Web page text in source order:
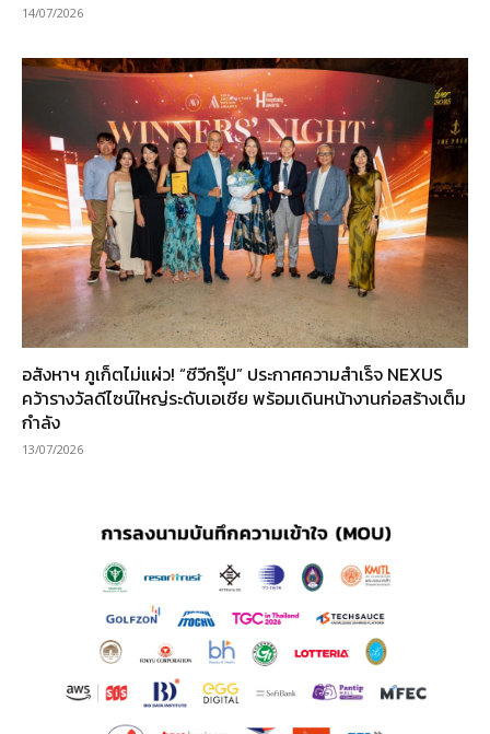
14/07/2026
อสังหาฯ ภูเก็ตไม่แผ่ว! “ซีวีกรุ๊ป” ประกาศความสำเร็จ NEXUS
คว้ารางวัลดีไซน์ใหญ่ระดับเอเชีย พร้อมเดินหน้างานก่อสร้างเต็ม
กำลัง
13/07/2026